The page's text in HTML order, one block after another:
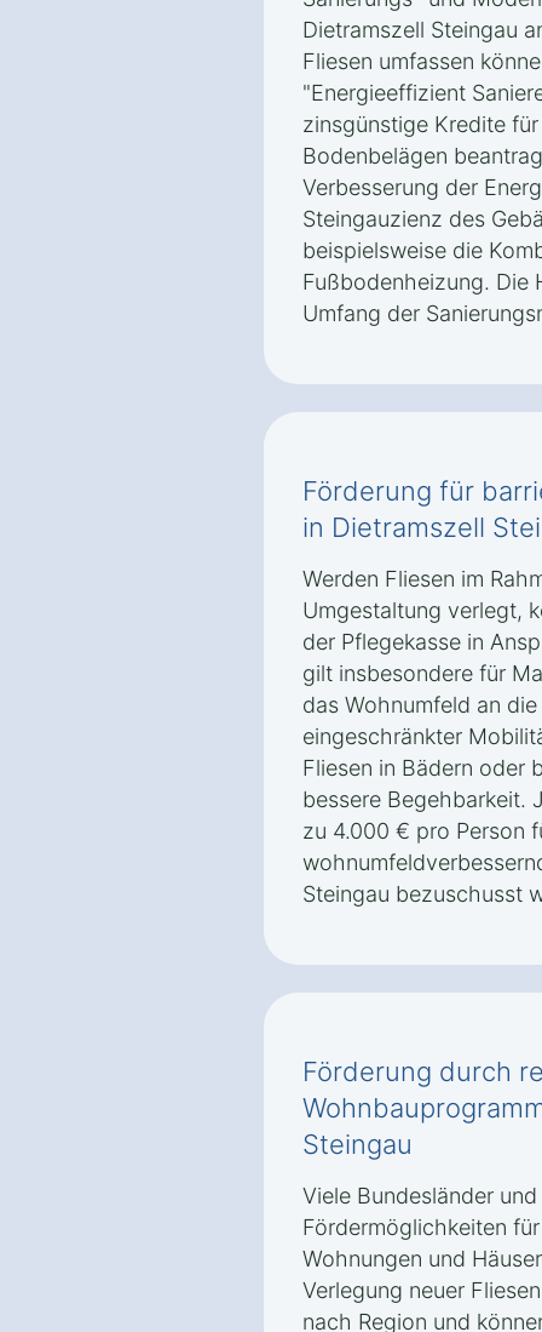
Dietramszell Steingau
Fliesen umfassen
"Energieeffizient
zinsgünstige Kredite
Bodenbelägen
Verbesserung der
Steingauzienz des
beispielsweise die
Fußbodenheizung. Die
Umfang der
Förderung für
in Dietramszell
Werden Fliesen im
Umgestaltung verlegt,
der Pflegekasse in
gilt insbesondere für
das Wohnumfeld an
eingeschränkter
Fliesen in Bädern oder
bessere Begehbarkeit.
zu 4.000 € pro Person
Steingau bezuschusst
Förderung durch
Steingau
Viele Bundesländer
Fördermöglichkeiten
Wohnungen und
Verlegung neuer
nach Region und